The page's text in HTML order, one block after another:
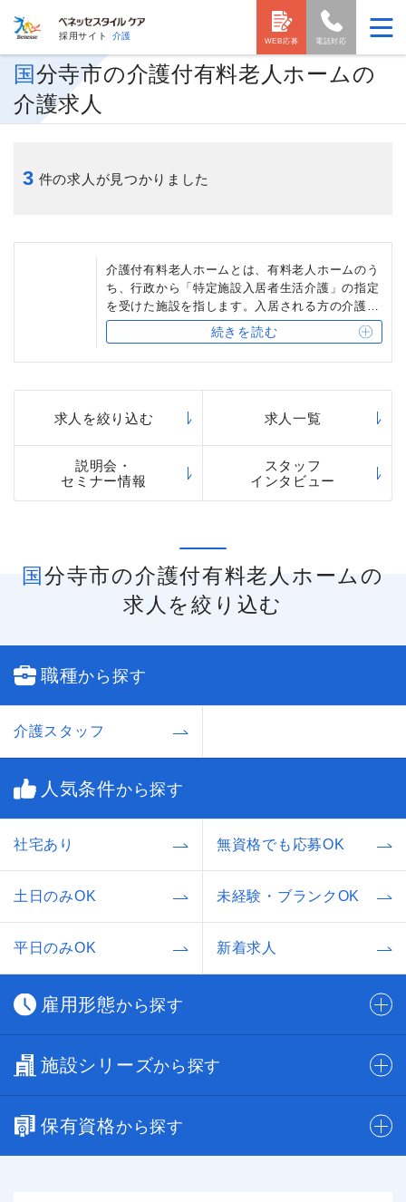
採用サイト 介護
電話対応
WEB応募
国分寺市の介護付有料老人ホームの
介護求人
3 件の求人が見つかりました
介護付有料老人ホームとは、有料老人ホームのう
ち、行政から「特定施設入居者生活介護」の指定
を受けた施設を指します。入居される方の介護度
に応じて、「入居時自立型」「介護専用型」「混
合型」の3タイプがあります。多くの介護付有料
老人ホームでは、24時間体制でサービスを提供し
「まどか」などのさまざまなシリーズの介護付有
続きを読む
求人を絞り込む 求人一覧
説明会・
セミナー情報
スタッフ
インタビュー
国分寺市の介護付有料老人ホームの
求人を絞り込む
職種から探す
介護スタッフ
人気条件から探す
社宅あり 無資格でも応募OK
土日のみOK 未経験・ブランクOK
平日のみOK 新着求人
雇用形態から探す
施設シリーズから探す
保有資格から探す